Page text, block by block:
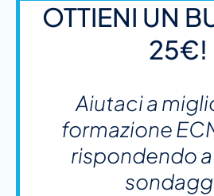
OTTIENI UN
25€!
Aiutaci a
formazione
rispondendo